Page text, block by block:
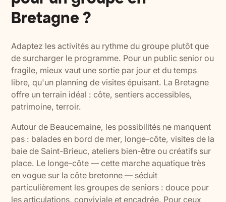
Bretagne ?
Adaptez les activités au rythme du groupe plutôt que
de surcharger le programme. Pour un public senior ou
fragile, mieux vaut une sortie par jour et du temps
libre, qu'un planning de visites épuisant. La Bretagne
offre un terrain idéal : côte, sentiers accessibles,
patrimoine, terroir.
Autour de Beaucemaine, les possibilités ne manquent
pas : balades en bord de mer, longe-côte, visites de la
baie de Saint-Brieuc, ateliers bien-être ou créatifs sur
place. Le longe-côte — cette marche aquatique très
en vogue sur la côte bretonne — séduit
particulièrement les groupes de seniors : douce pour
les articulations, conviviale et encadrée. Pour ceux